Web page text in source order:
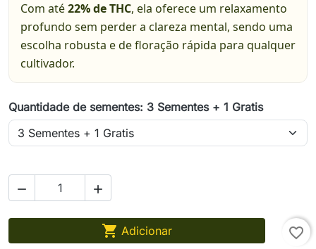
Com até22% de THC, ela oferece um relaxamento
profundo sem perder a clareza mental, sendo uma
escolha robusta e de floração rápida para qualquer
cultivador.
Quantidade de sementes: 3 Sementes + 1 Gratis
 
 Adicionar favorite_border